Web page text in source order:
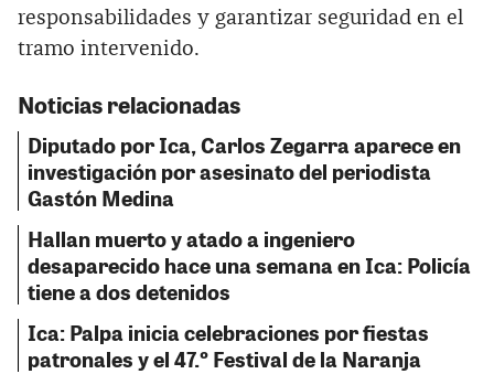
responsabilidades y garantizar seguridad en el
tramo intervenido.
Noticias relacionadas
Diputado por Ica, Carlos Zegarra aparece en
investigación por asesinato del periodista
Gastón Medina
Hallan muerto y atado a ingeniero
desaparecido hace una semana en Ica: Policía
tiene a dos detenidos
Ica: Palpa inicia celebraciones por fiestas
patronales y el 47.º Festival de la Naranja